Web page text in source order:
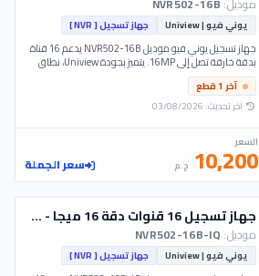
يوني فيو | Uniview جهاز تسجيل [ NVR ]
جهاز تسجيل يوني فيو موديل NVR502-16B يدعم 16 قناة
بدقة خارقة تصل إلى 16MP. يتميز بجودة Uniview، نطاق
المتميزة.
آخر 1 قطع
آخر تحديث: 03/08/2026
السعر
10,200 ج.م سعر الجملة
جهاز تسجيل 16 قنوات دقة 16 ميجا - 2 هارد ديسك - Unv
موديل:
يوني فيو | Uniview جهاز تسجيل [ NVR ]